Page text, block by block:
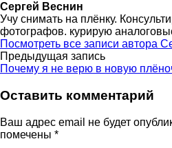
Сергей Веснин
Учу снимать на плёнку.
фотографов. курирую
Посмотреть все записи автора
Навигация
по
записям
Предыдущая запись
Почему я не верю в новую
Оставить комментарий
Ваш адрес email не будет
помечены *